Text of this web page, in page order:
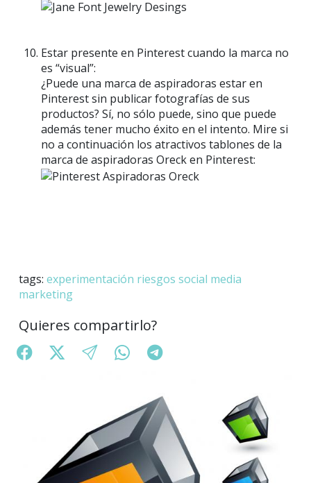
Estar presente en Pinterest cuando la marca no
es “visual”:
¿Puede una marca de aspiradoras estar en
Pinterest sin publicar fotografías de sus
productos? Sí, no sólo puede, sino que puede
además tener mucho éxito en el intento. Mire si
no a continuación los atractivos tablones de la
marca de aspiradoras Oreck en Pinterest:
tags: experimentación riesgos social media
marketing
Quieres compartirlo?